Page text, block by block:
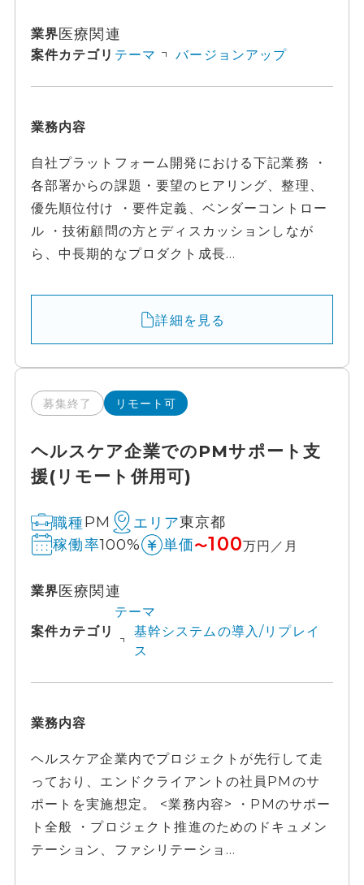
業界医療関連
案件カテゴリ テーマ バージョンアップ
業務内容
自社プラットフォーム開発における下記業務 ・
各部署からの課題・要望のヒアリング、整理、
優先順位付け ・要件定義、ベンダーコントロー
ル ・技術顧問の方とディスカッションしなが
ら、中長期的なプロダクト成長...
詳細を見る
募集終了 リモート可
ヘルスケア企業でのPMサポート支
援(リモート併用可)
職種PM エリア東京都
稼働率100% 単価〜100万円／月
業界医療関連
案件カテゴリ
テーマ
基幹システムの導入/リプレイ
ス
業務内容
ヘルスケア企業内でプロジェクトが先行して走
っており、エンドクライアントの社員PMのサ
ポートを実施想定。 <業務内容> ・PMのサポー
ト全般 ・プロジェクト推進のためのドキュメン
テーション、ファシリテーショ...